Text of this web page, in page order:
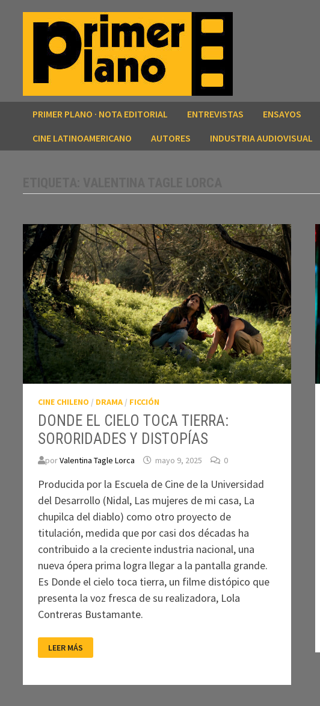
PRIMER PLANO · NOTA EDITORIAL ENTREVISTAS ENSAYOS
CINE LATINOAMERICANO
AUTORES INDUSTRIA AUDIOVISUAL
CINE CHILENO / DRAMA / FICCIÓN
DONDE EL CIELO TOCA TIERRA:
SORORIDADES Y DISTOPÍAS
porValentina Tagle Lorca mayo 9, 2025 0
Producida por la Escuela de Cine de la Universidad
del Desarrollo (Nidal, Las mujeres de mi casa, La
chupilca del diablo) como otro proyecto de
titulación, medida que por casi dos décadas ha
contribuido a la creciente industria nacional, una
nueva ópera prima logra llegar a la pantalla grande.
Es Donde el cielo toca tierra, un filme distópico que
presenta la voz fresca de su realizadora, Lola
Contreras Bustamante.
EL
CIELO
SORORIDADES
LEER MÁS